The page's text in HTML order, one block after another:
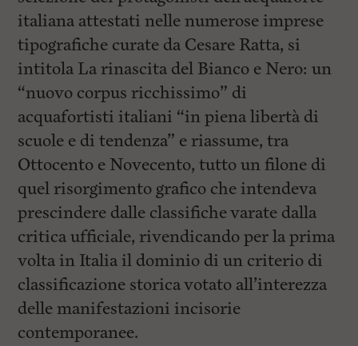
italiana attestati nelle numerose imprese
tipografiche curate da Cesare Ratta, si
intitola La rinascita del Bianco e Nero: un
“nuovo corpus ricchissimo” di
acquafortisti italiani “in piena libertà di
scuole e di tendenza” e riassume, tra
Ottocento e Novecento, tutto un filone di
quel risorgimento grafico che intendeva
prescindere dalle classifiche varate dalla
critica ufficiale, rivendicando per la prima
volta in Italia il dominio di un criterio di
classificazione storica votato all’interezza
delle manifestazioni incisorie
contemporanee.